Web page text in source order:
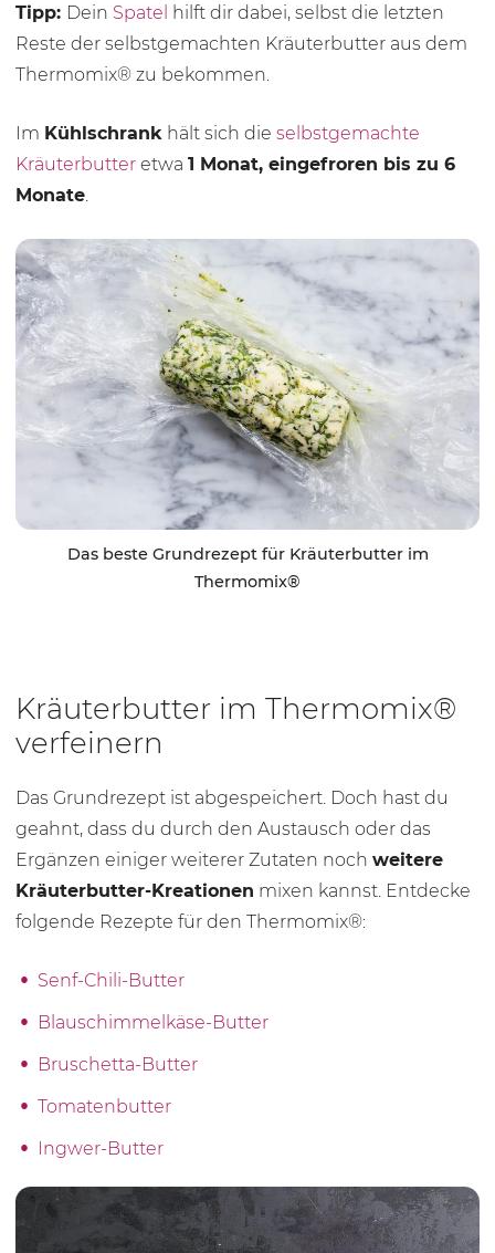
Tipp: Dein Spatel hilft dir dabei, selbst die letzten
Reste der selbstgemachten Kräuterbutter aus dem
Thermomix® zu bekommen.
Im Kühlschrank hält sich die selbstgemachte
Kräuterbutter etwa 1 Monat, eingefroren bis zu 6
Monate
Das beste Grundrezept für Kräuterbutter im
Thermomix®
Kräuterbutter im Thermomix®
verfeinern
Das Grundrezept ist abgespeichert. Doch hast du
geahnt, dass du durch den Austausch oder das
Ergänzen einiger weiterer Zutaten noch weitere
Kräuterbutter-Kreationen mixen kannst. Entdecke
folgende Rezepte für den Thermomix®:
Senf-Chili-Butter
Blauschimmelkäse-Butter
Bruschetta-Butter
Tomatenbutter
Ingwer-Butter